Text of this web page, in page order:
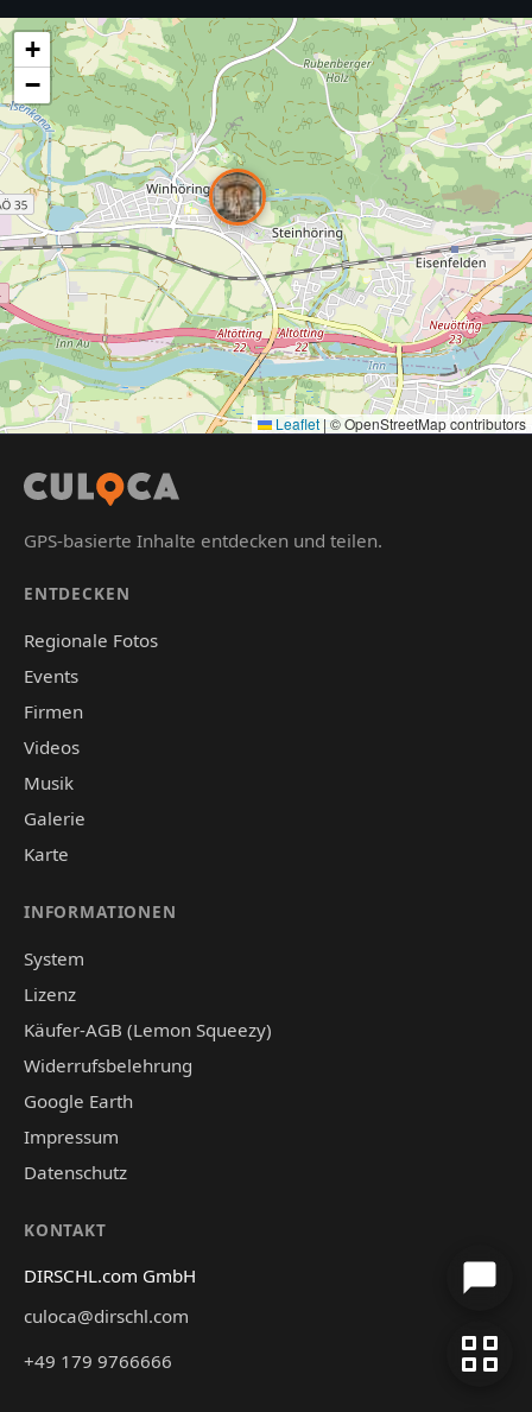
+
−
Leaflet|© OpenStreetMap contributors
GPS-basierte Inhalte entdecken und teilen.
ENTDECKEN
Regionale Fotos
Events
Firmen
Videos
Musik
Galerie
Karte
INFORMATIONEN
System
Lizenz
Käufer-AGB (Lemon Squeezy)
Widerrufsbelehrung
Google Earth
Impressum
Datenschutz
KONTAKT
DIRSCHL.com GmbH
culoca@dirschl.com
+49 179 9766666